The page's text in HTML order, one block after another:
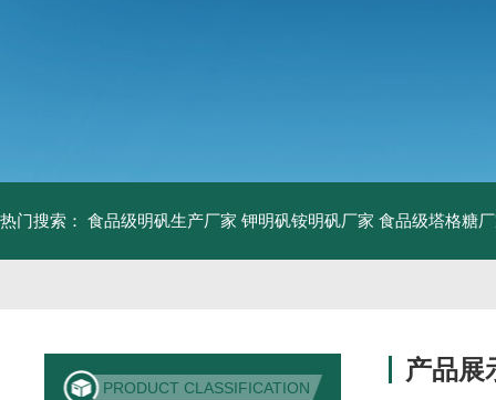
热门搜索： 食品级明矾生产厂家 钾明矾铵明矾厂家 食品级塔格糖
PRODUCT CLASSIFICATION
产品展